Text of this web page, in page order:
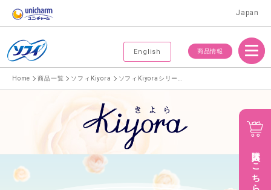
Japan
English 商品情報
Menu
Home 商品一覧 ソフィKiyora
購入はこちら